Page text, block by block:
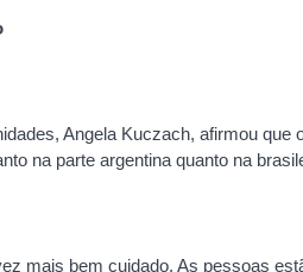
Angela Kuczach, afirmou que
na parte argentina quanto na
mais bem cuidado. As pessoas